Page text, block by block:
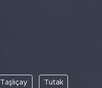
Taşlıçay Tutak